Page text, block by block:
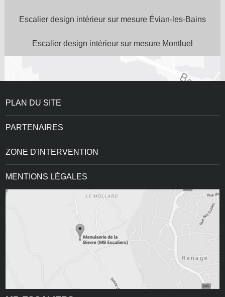
Escalier design intérieur sur mesure Évian-les-Bains
Escalier design intérieur sur mesure Montluel
PLAN DU SITE
PARTENAIRES
ZONE D'INTERVENTION
MENTIONS LÉGALES